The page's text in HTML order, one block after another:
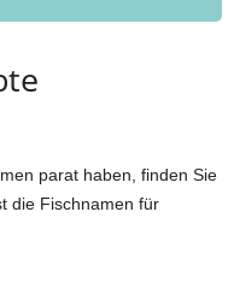
parat haben, finden Sie
die Fischnamen für